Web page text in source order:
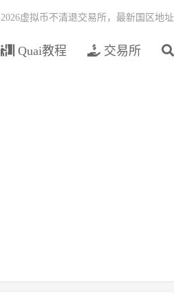
Quai教程 交易所
2026虚拟币不清退交易所，最新国区地址